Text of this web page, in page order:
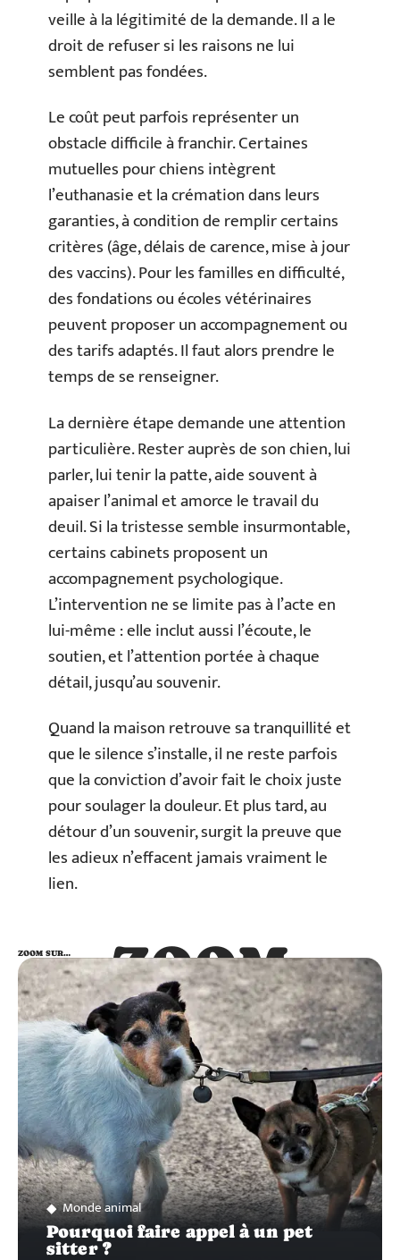
veille à la légitimité de la demande. Il a le
droit de refuser si les raisons ne lui
semblent pas fondées.
Le coût peut parfois représenter un
obstacle difficile à franchir. Certaines
mutuelles pour chiens intègrent
l’euthanasie et la crémation dans leurs
garanties, à condition de remplir certains
critères (âge, délais de carence, mise à jour
des vaccins). Pour les familles en difficulté,
des fondations ou écoles vétérinaires
peuvent proposer un accompagnement ou
des tarifs adaptés. Il faut alors prendre le
temps de se renseigner.
La dernière étape demande une attention
particulière. Rester auprès de son chien, lui
parler, lui tenir la patte, aide souvent à
apaiser l’animal et amorce le travail du
deuil. Si la tristesse semble insurmontable,
certains cabinets proposent un
accompagnement psychologique.
L’intervention ne se limite pas à l’acte en
lui-même : elle inclut aussi l’écoute, le
soutien, et l’attention portée à chaque
détail, jusqu’au souvenir.
Quand la maison retrouve sa tranquillité et
que le silence s’installe, il ne reste parfois
que la conviction d’avoir fait le choix juste
pour soulager la douleur. Et plus tard, au
détour d’un souvenir, surgit la preuve que
les adieux n’effacent jamais vraiment le
lien.
ZOOM
SUR…
ZOOM SUR…
Monde animal
Pourquoi faire appel à un pet
sitter ?